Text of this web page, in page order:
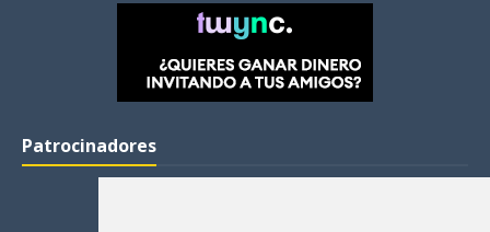
Patrocinadores